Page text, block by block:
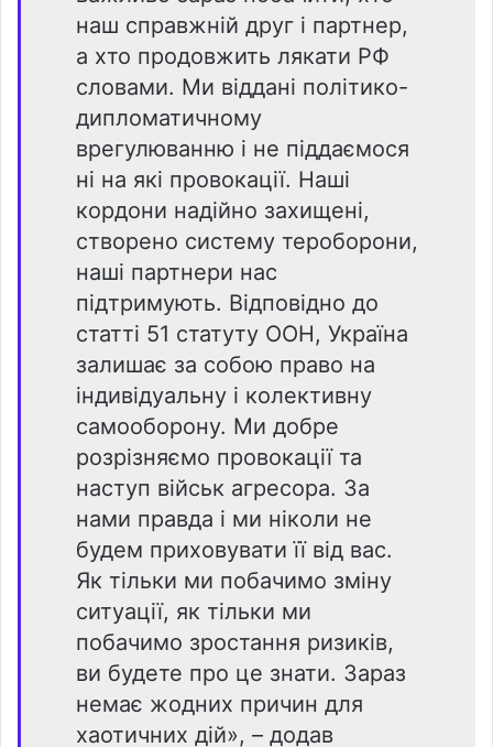
наш справжній друг і партнер,
а хто продовжить лякати РФ
словами. Ми віддані політико-
дипломатичному
врегулюванню і не піддаємося
ні на які провокації. Наші
кордони надійно захищені,
створено систему тероборони,
наші партнери нас
підтримують. Відповідно до
статті 51 статуту ООН, Україна
залишає за собою право на
індивідуальну і колективну
самооборону. Ми добре
розрізняємо провокації та
наступ військ агресора. За
нами правда і ми ніколи не
будем приховувати її від вас.
Як тільки ми побачимо зміну
ситуації, як тільки ми
побачимо зростання ризиків,
ви будете про це знати. Зараз
немає жодних причин для
хаотичних дій», – додав